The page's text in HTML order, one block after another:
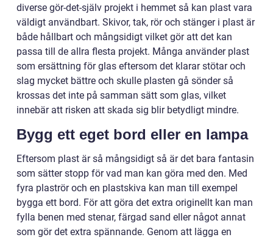
diverse gör-det-själv projekt i hemmet så kan plast vara
väldigt användbart. Skivor, tak, rör och stänger i plast är
både hållbart och mångsidigt vilket gör att det kan
passa till de allra flesta projekt. Många använder plast
som ersättning för glas eftersom det klarar stötar och
slag mycket bättre och skulle plasten gå sönder så
krossas det inte på samman sätt som glas, vilket
innebär att risken att skada sig blir betydligt mindre.
Bygg ett eget bord eller en lampa
Eftersom plast är så mångsidigt så är det bara fantasin
som sätter stopp för vad man kan göra med den. Med
fyra plaströr och en plastskiva kan man till exempel
bygga ett bord. För att göra det extra originellt kan man
fylla benen med stenar, färgad sand eller något annat
som gör det extra spännande. Genom att lägga en